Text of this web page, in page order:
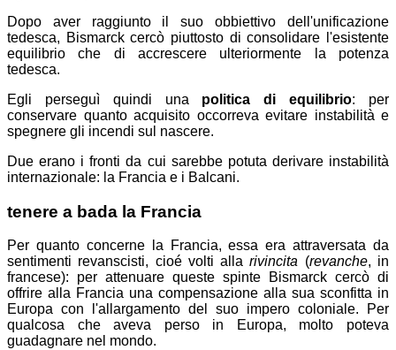
Dopo aver raggiunto il suo obbiettivo dell'unificazione
tedesca, Bismarck cercò piuttosto di consolidare l'esistente
equilibrio che di accrescere ulteriormente la potenza
tedesca.
Egli perseguì quindi una politica di equilibrio: per
conservare quanto acquisito occorreva evitare instabilità e
spegnere gli incendi sul nascere.
Due erano i fronti da cui sarebbe potuta derivare instabilità
internazionale: la Francia e i Balcani.
tenere a bada la Francia
Per quanto concerne la Francia, essa era attraversata da
sentimenti revanscisti, cioé volti allarivincita (revanche, in
francese): per attenuare queste spinte Bismarck cercò di
offrire alla Francia una compensazione alla sua sconfitta in
Europa con l'allargamento del suo impero coloniale. Per
qualcosa che aveva perso in Europa, molto poteva
guadagnare nel mondo.